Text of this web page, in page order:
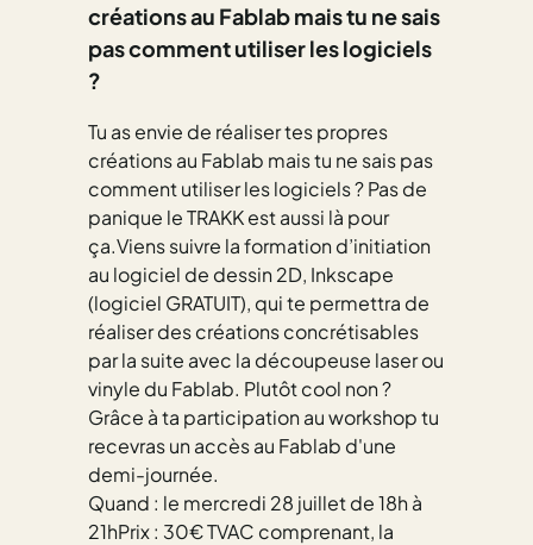
créations au Fablab mais tu ne sais
pas comment utiliser les logiciels
?
Tu as envie de réaliser tes propres
créations au Fablab mais tu ne sais pas
comment utiliser les logiciels ? Pas de
panique le TRAKK est aussi là pour
ça.Viens suivre la formation d’initiation
au logiciel de dessin 2D, Inkscape
(logiciel GRATUIT), qui te permettra de
réaliser des créations concrétisables
par la suite avec la découpeuse laser ou
vinyle du Fablab. Plutôt cool non ?
Grâce à ta participation au workshop tu
recevras un accès au Fablab d'une
demi-journée.
Quand : le mercredi 28 juillet de 18h à
21hPrix : 30€ TVAC comprenant, la